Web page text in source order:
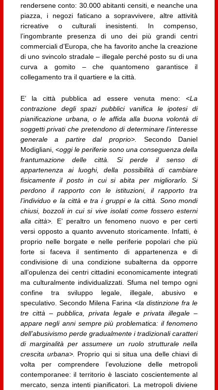
rendersene conto: 30.000 abitanti censiti, e neanche una
piazza, i negozi faticano a sopravvivere, altre attività
ricreative o culturali inesistenti. In compenso,
l’ingombrante presenza di uno dei più grandi centri
commerciali d’Europa, che ha favorito anche la creazione
di uno svincolo stradale – illegale perché posto su di una
curva a gomito – che quantomeno garantisce il
collegamento tra il quartiere e la città.
E’ la città pubblica ad essere venuta meno: <La
contrazione degli spazi pubblici vanifica le ipotesi di
pianificazione urbana, o le affida alla buona volontà di
soggetti privati che pretendono di determinare l’interesse
generale a partire dal proprio>. Secondo Daniel
Modigliani, <oggi le periferie sono una conseguenza della
frantumazione delle città. Si perde il senso di
appartenenza ai luoghi, della possibilità di cambiare
fisicamente il posto in cui si abita per migliorarlo. Si
perdono il rapporto con le istituzioni, il rapporto tra
l’individuo e la città e tra i gruppi e la città. Sono mondi
chiusi, bozzoli in cui si vive isolati come fossero esterni
alla città>. E’ peraltro un fenomeno nuovo e per certi
versi opposto a quanto avvenuto storicamente. Infatti, è
proprio nelle borgate e nelle periferie popolari che più
forte si faceva il sentimento di appartenenza e di
condivisione di una condizione subalterna da opporre
all’opulenza dei centri cittadini economicamente integrati
ma culturalmente individualizzati. Sfuma nel tempo ogni
confine tra sviluppo legale, illegale, abusivo e
speculativo. Secondo Milena Farina <la distinzione fra le
tre città – pubblica, privata legale e privata illegale –
appare negli anni sempre più problematica: il fenomeno
dell’abusivismo perde gradualmente i tradizionali caratteri
di marginalità per assumere un ruolo strutturale nella
crescita urbana>. Proprio qui si situa una delle chiavi di
volta per comprendere l’evoluzione delle metropoli
contemporanee: il territorio è lasciato coscientemente al
mercato, senza intenti pianificatori. La metropoli diviene